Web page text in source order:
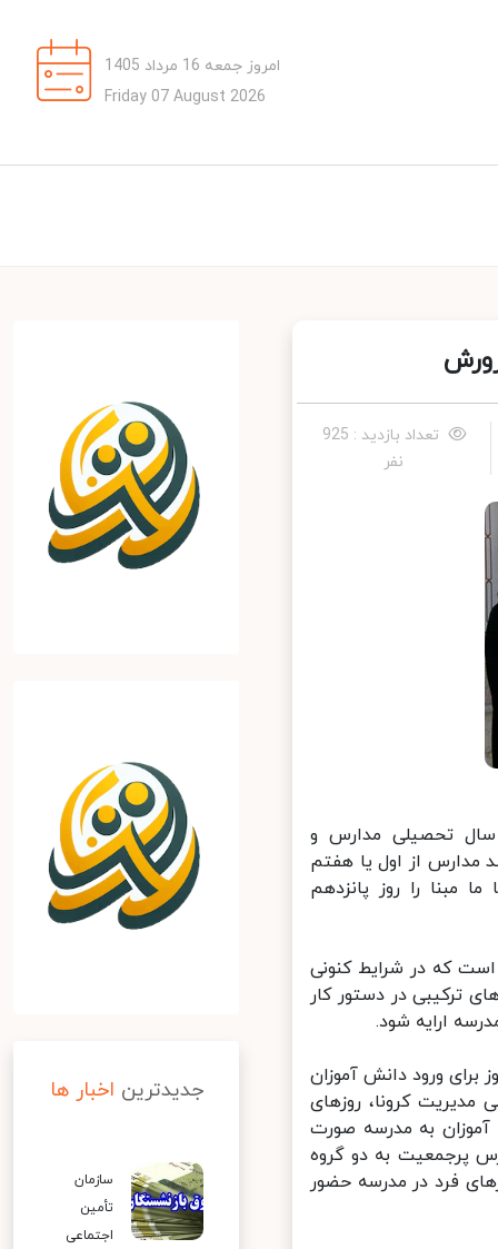
امروز جمعه 16 مرداد 1405
Friday 07 August 2026
تعداد بازدید : 925
نفر
تحصیلی مدارس و
باشد مدارس از اول یا هفتم
را روز پانزدهم
که در شرایط کنونی
در دستور کار
ارایه شود.
ورود دانش آموزان
کرونا، روزهای
به مدرسه صورت
پرجمعیت به دو گروه
فرد در مدرسه حضور
جدیدترین اخبار ها
سازمان
تأمین
اجتماعی